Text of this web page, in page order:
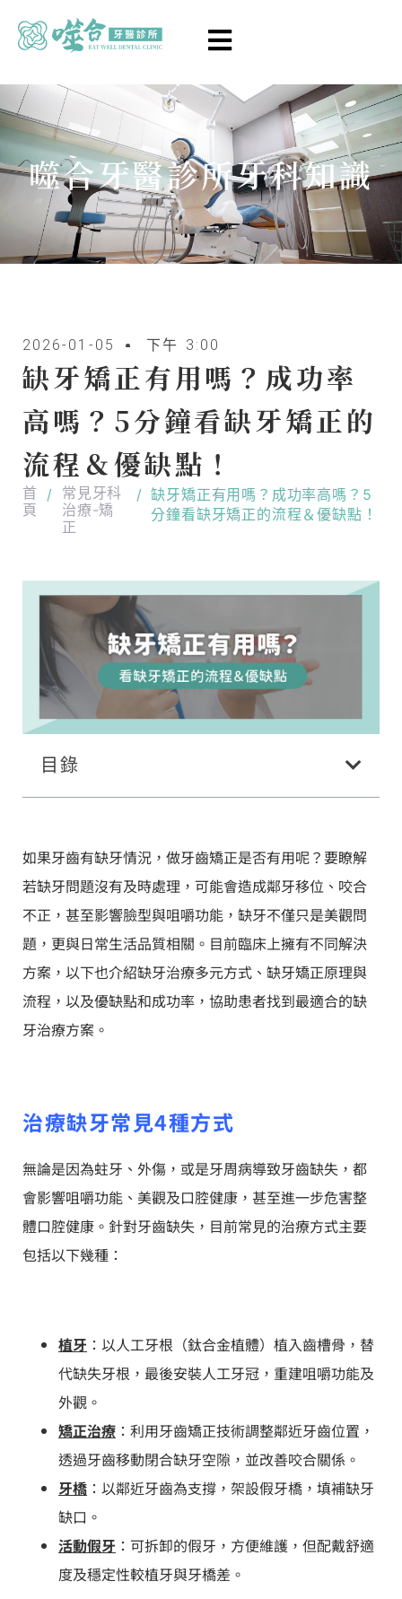
噬合牙醫診所牙科知識
2026-01-05 下午 3:00
缺牙矯正有用嗎？成功率
高嗎？5分鐘看缺牙矯正的
流程＆優缺點！
首
頁
/ 常見牙科
治療-矯
正
/ 缺牙矯正有用嗎？成功率高嗎？5
分鐘看缺牙矯正的流程＆優缺點！
目錄
如果牙齒有缺牙情況，做牙齒矯正是否有用呢？要瞭解
若缺牙問題沒有及時處理，可能會造成鄰牙移位、咬合
不正，甚至影響臉型與咀嚼功能，缺牙不僅只是美觀問
題，更與日常生活品質相關。目前臨床上擁有不同解決
方案，以下也介紹缺牙治療多元方式、缺牙矯正原理與
流程，以及優缺點和成功率，協助患者找到最適合的缺
牙治療方案。
治療缺牙常見4種方式
無論是因為蛀牙、外傷，或是牙周病導致牙齒缺失，都
會影響咀嚼功能、美觀及口腔健康，甚至進一步危害整
體口腔健康。針對牙齒缺失，目前常見的治療方式主要
包括以下幾種：
植牙 ：以人工牙根（鈦合金植體）植入齒槽骨，替
代缺失牙根，最後安裝人工牙冠，重建咀嚼功能及
外觀。
矯正治療 ：利用牙齒矯正技術調整鄰近牙齒位置，
透過牙齒移動閉合缺牙空隙，並改善咬合關係。
牙橋 ：以鄰近牙齒為支撐，架設假牙橋，填補缺牙
缺口。
活動假牙 ：可拆卸的假牙，方便維護，但配戴舒適
度及穩定性較植牙與牙橋差。